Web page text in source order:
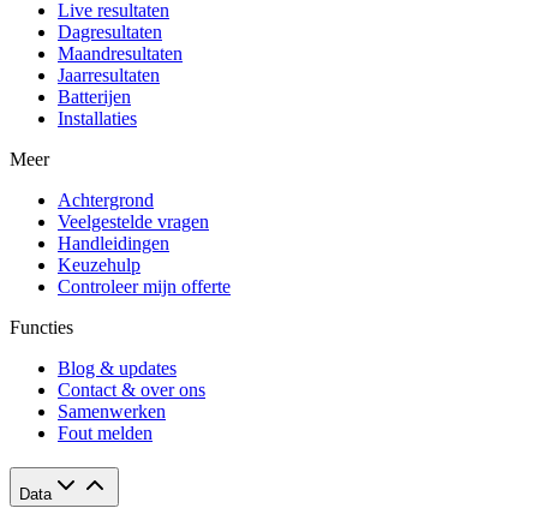
Live resultaten
Dagresultaten
Maandresultaten
Jaarresultaten
Batterijen
Installaties
Meer
Achtergrond
Veelgestelde vragen
Handleidingen
Keuzehulp
Controleer mijn offerte
Functies
Blog & updates
Contact & over ons
Samenwerken
Fout melden
Data